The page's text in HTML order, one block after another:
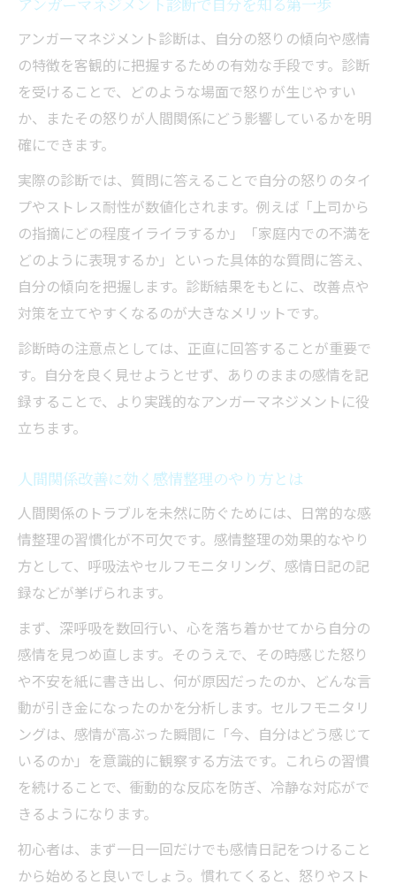
発達障害にも有効な感情対処法を解説
発達障害と人間関係に役立つアンガーマネ
ジメント
発達障害の方におすすめの怒りコントロー
ル法
人間関係を円滑にする感情整理の具体的ス
テップ
アンガーマネジメント例文で対話力を高め
るコツ
発達障害に有効なアンガーマネジメントや
り方紹介
介護現場における人間関係のストレス対策
介護現場の人間関係を円滑にするコツと対
解説
人間関係の負担を減らす怒りのやり方実践
法
ストレス軽減に役立つアンガーマネジメン
ト例文
介護現場の人間関係を守る感情整理の習慣
自分に合うアンガーマネジメントの始め方
人間関係を良くする自分に合った始め方の
コツ
アンガーマネジメント診断で適切な方法を
見つける
人間関係を豊かにするアンガーマネジメン
トの選び方
継続しやすいアンガーマネジメントやり方
を紹介
アンガーマネジメント診断は、自分の怒りの傾向や感情
の特徴を客観的に把握するための有効な手段です。診断
を受けることで、どのような場面で怒りが生じやすい
か、またその怒りが人間関係にどう影響しているかを明
確にできます。
実際の診断では、質問に答えることで自分の怒りのタイ
プやストレス耐性が数値化されます。例えば「上司から
の指摘にどの程度イライラするか」「家庭内での不満を
どのように表現するか」といった具体的な質問に答え、
自分の傾向を把握します。診断結果をもとに、改善点や
対策を立てやすくなるのが大きなメリットです。
診断時の注意点としては、正直に回答することが重要で
す。自分を良く見せようとせず、ありのままの感情を記
録することで、より実践的なアンガーマネジメントに役
立ちます。
人間関係改善に効く感情整理のやり方とは
人間関係のトラブルを未然に防ぐためには、日常的な感
情整理の習慣化が不可欠です。感情整理の効果的なやり
方として、呼吸法やセルフモニタリング、感情日記の記
録などが挙げられます。
まず、深呼吸を数回行い、心を落ち着かせてから自分の
感情を見つめ直します。そのうえで、その時感じた怒り
や不安を紙に書き出し、何が原因だったのか、どんな言
動が引き金になったのかを分析します。セルフモニタリ
ングは、感情が高ぶった瞬間に「今、自分はどう感じて
いるのか」を意識的に観察する方法です。これらの習慣
を続けることで、衝動的な反応を防ぎ、冷静な対応がで
きるようになります。
初心者は、まず一日一回だけでも感情日記をつけること
から始めると良いでしょう。慣れてくると、怒りやスト